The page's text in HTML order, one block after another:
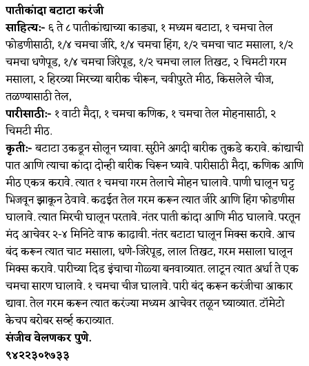
पातीकांदा बटाटा करंजी
साहित्य:-६ ते ८ पातीकांद्याच्या काड्या, १ मध्यम बटाटा, १ चमचा तेल
फोडणीसाठी, १/४ चमचा जीरे, १/४ चमचा हिंग, १/२ चमचा चाट मसाला, १/२
चमचा धणेपूड, १/४ चमचा जिरेपूड, १/२ चमचा लाल तिखट, २ चिमटी गरम
मसाला, २ हिरव्या मिरच्या बारीक चीरून, चवीपुरते मीठ, किसलेले चीज,
तळण्यासाठी तेल,
पारीसाठी:- १ वाटी मैदा, १ चमचा कणिक, १ चमचा तेल मोहनासाठी, २
चिमटी मीठ.
कृती:-बटाटा उकडून सोलून घ्यावा. सुरीने अगदी बारीक तुकडे करावे. कांद्याची
पात आणि त्याचा कांदा दोन्ही बारीक चिरून घ्यावे. पारीसाठी मैदा, कणिक आणि
मीठ एकत्र करावे. त्यात १ चमचा गरम तेलाचे मोहन घालावे. पाणी घालून घट्ट
भिजवून झाकून ठेवावे. कढईत तेल गरम करून त्यात जीरे आणि हिंग फोडणीस
घालावे. त्यात मिरची घालून परतावे. नंतर पाती कांदा आणि मीठ घालावे. परतून
मंद आचेवर २-४ मिनिटे वाफ काढावी. नंतर बटाटा घालून मिक्स करावे. आच
बंद करून त्यात चाट मसाला, धणे-जिरेपूड, लाल तिखट, गरम मसाला घालून
मिक्स करावे. पारीच्या दिड इंचाचा गोळ्या बनवाव्यात. लाटून त्यात अर्धा ते एक
चमचा सारण घालावे. १ चमचा चीज घालावे. पारी बंद करून करंजीचा आकार
द्यावा. तेल गरम करून त्यात करंज्या मध्यम आचेवर तळून घ्याव्यात. टॉमेटो
केचप बरोबर सर्व्ह कराव्यात.
संजीव वेलणकर पुणे.
९४२२३०१७३३